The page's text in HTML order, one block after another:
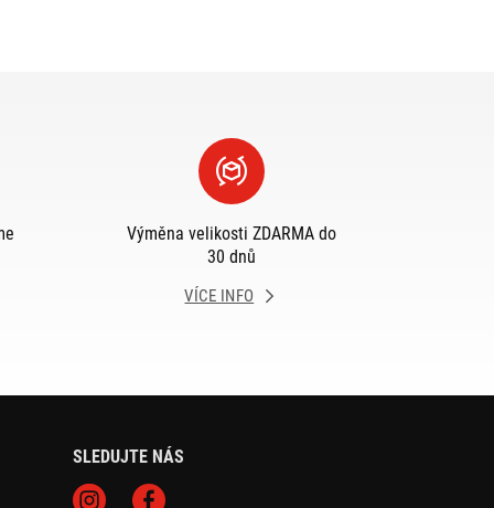
Výměna velikosti ZDARMA do
30 dnů
VÍCE INFO
SLEDUJTE NÁS